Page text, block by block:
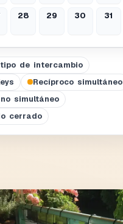
28 29 30 31
de intercambio
Recíproco simultáneo
simultáneo
cerrado